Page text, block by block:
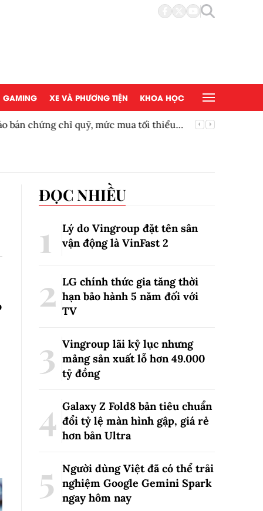
GAMING XE VÀ PHƯƠNG TIỆN KHOA HỌC
bán chứng chỉ quỹ, mức mua tối thiểu
ĐỌC NHIỀU
Lý do Vingroup đặt tên sân
vận động là VinFast2
LG chính thức gia tăng thời
hạn bảo hành 5 năm đối với
TV
Vingroup lãi kỷ lục nhưng
mảng sản xuất lỗ hơn 49.000
tỷ đồng
Galaxy Z Fold8 bản tiêu chuẩn
đổi tỷ lệ màn hình gập, giá rẻ
hơn bản Ultra
Người dùng Việt đã có thể trải
nghiệm Google Gemini Spark
ngay hôm nay